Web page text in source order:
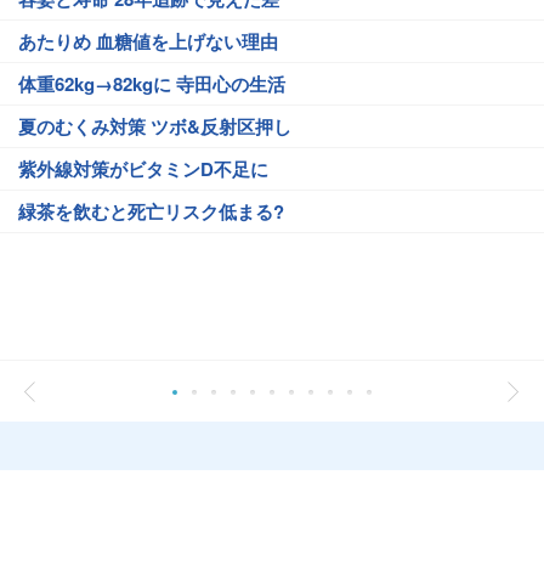
あたりめ 血糖値を上げない理由
体重62kg→82kgに 寺田心の生活
夏のむくみ対策 ツボ&反射区押し
紫外線対策がビタミンD不足に
緑茶を飲むと死亡リスク低まる?